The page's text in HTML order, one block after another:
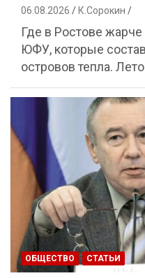
06.08.2026 К.Сорокин
Где в Ростове
ЮФУ, которые
островов тепла.
ОБЩЕСТВО СТАТЬИ